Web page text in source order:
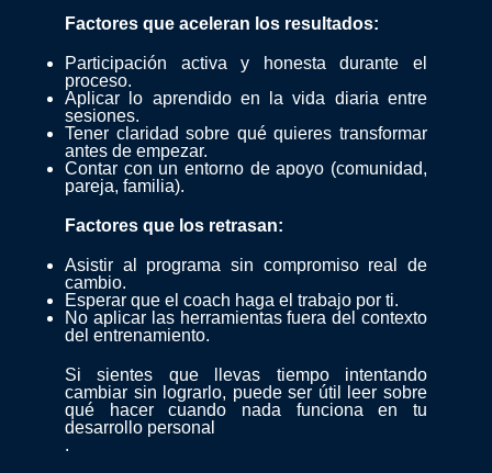
Factores que aceleran los resultados:
Participación activa y honesta durante el
proceso.
Aplicar lo aprendido en la vida diaria entre
sesiones.
Tener claridad sobre qué quieres transformar
antes de empezar.
Contar con un entorno de apoyo (comunidad,
pareja, familia).
Factores que los retrasan:
Asistir al programa sin compromiso real de
cambio.
Esperar que el coach haga el trabajo por ti.
No aplicar las herramientas fuera del contexto
del entrenamiento.
Si sientes que llevas tiempo intentando
cambiar sin lograrlo, puede ser útil leer sobre
qué hacer cuando nada funciona en tu
desarrollo personal
.